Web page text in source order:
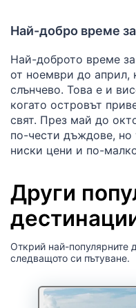
Най-добро време
Най-доброто време
от ноември до април,
слънчево. Това е и
когато островът
свят. През май до
по-чести дъждове, но
ниски цени и по-
Други
Открий най-популярните
следващото си пътуване.